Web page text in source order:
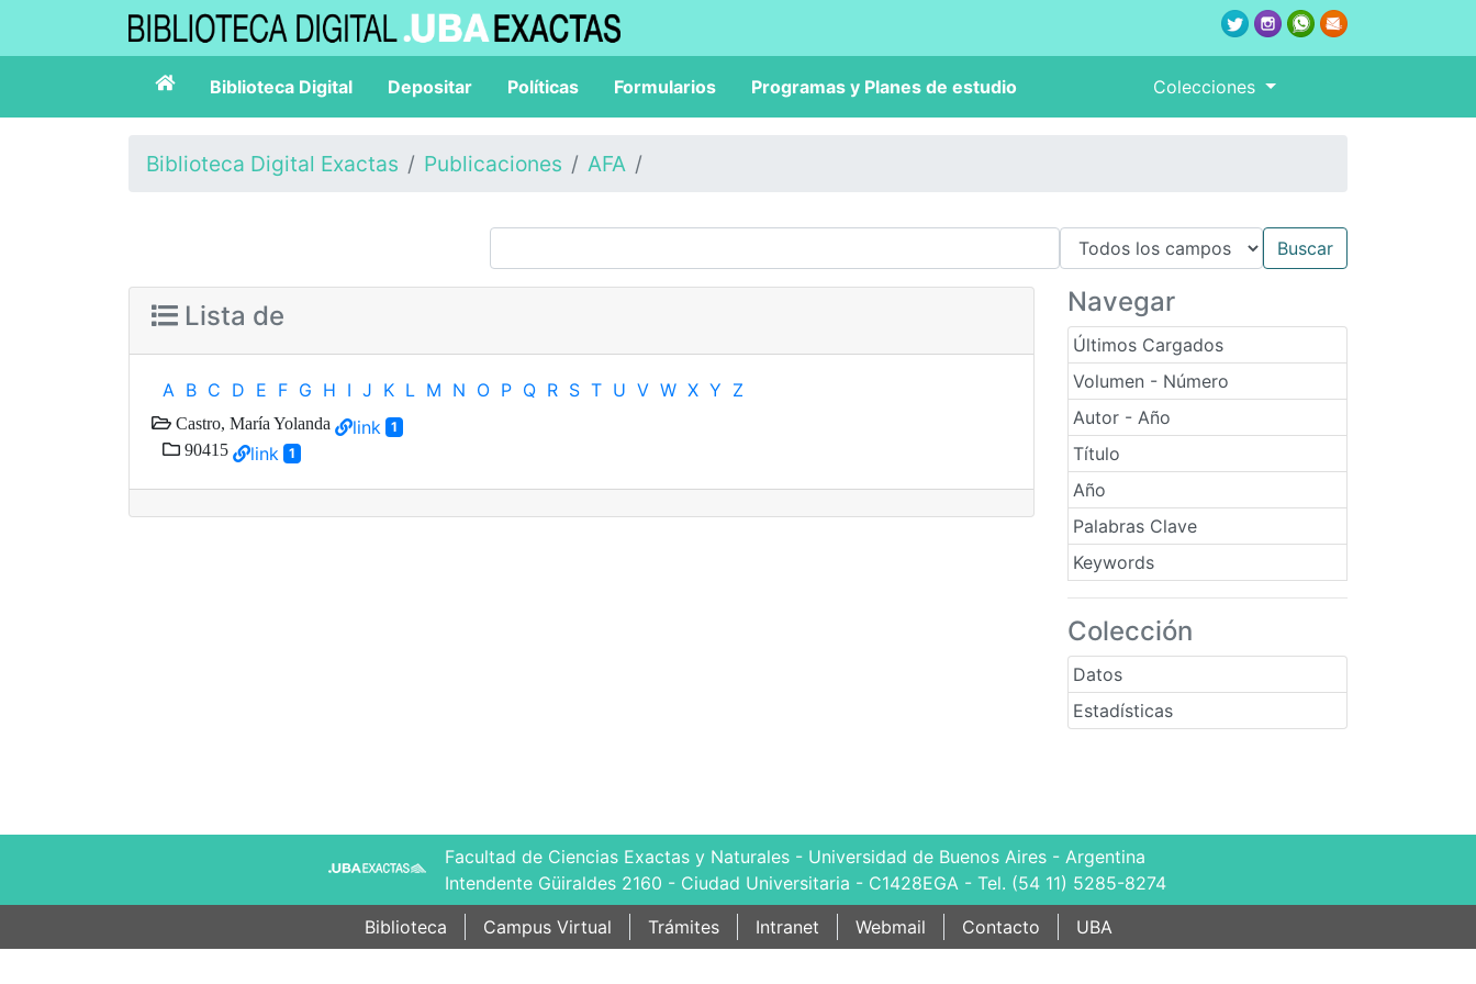
Biblioteca Digital Depositar Políticas Formularios Programas y Planes de estudio Colecciones
Biblioteca Digital Exactas Publicaciones AFA
Navegar
Últimos Cargados
Volumen - Número
Autor - Año
Título
Año
Palabras Clave
Keywords
Colección
Datos
Estadísticas
Lista de
A B C D E F G H I J K L M N O P Q R S T U V W X Y Z
Castro, María Yolanda link 1
90415 link 1
Facultad de Ciencias Exactas y Naturales - Universidad de Buenos Aires - Argentina
Intendente Güiraldes 2160 - Ciudad Universitaria - C1428EGA - Tel. (54 11) 5285-8274
Biblioteca
Campus Virtual Trámites Intranet Webmail Contacto UBA